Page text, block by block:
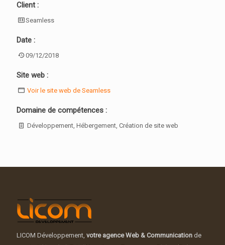
Client :
Seamless
Date :
09/12/2018
Site web :
Voir le site web de Seamless
Domaine de compétences :
Développement, Hébergement, Création de site web
LICOM Développement, votre agence Web & Communication de